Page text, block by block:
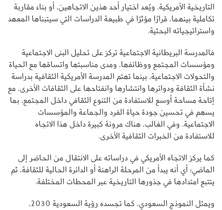
التاريخية الأمريكية. ويُعد اختيار أحد هذين الاتجاهين، أو بناء مقاربة
تكاملية بينهما، قرارًا مؤثرًا في طبيعة الدراسات التي سيتبناها المعهد
واستراتيجياته البحثية.
فالمدرسة البريطانية الاجتماعية تركز على تحليل البنى الاجتماعية
ومؤسسات المجتمع ووظائفها، ومدى مناسبتها واتساقها مع الحياة
والتحولات الاجتماعية، بينما تهتم المدرسة الأمريكية الثقافية بدراسة
نشأة الثقافة ودوائرها وانتشارها وانفتاحها على الثقافات الأخرى، مع
إتاحة مساحة أوسع للاستفادة من التنوع الثقافي داخل المجتمع، بما
يسهم في تحسين جودة حياة الفرد والجماعة والمؤسسات
الاجتماعية. وفي الغالب، هناك مرونة كبيرة داخل هذا الاتجاه
للاستفادة من الخبرات الثقافية الأخرى.
كما يركز الاتجاه الأمريكي في دراساته على الانتقال من الحاضر إلى
الماضي؛ أي أنه يبدأ من المرحلة الراهنة أو الدائرة الحالية للثقافة، ثم
يتتبع امتدادها في جذورها التاريخية عبر المحطات المختلفة.
ويمثل النموذج السعودي، كما تجسده رؤية السعودية 2030،